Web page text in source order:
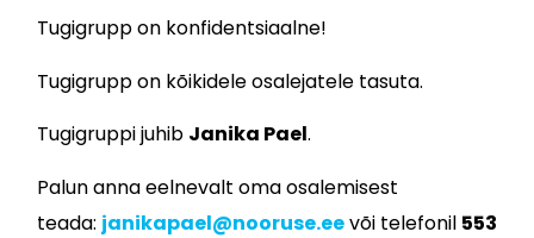
Tugigrupp on konfidentsiaalne!
Tugigrupp on kõikidele osalejatele tasuta.
Tugigruppi juhib Janika Pael.
Palun anna eelnevalt oma osalemisest
teada: janikapael@nooruse.eevõi telefonil 553